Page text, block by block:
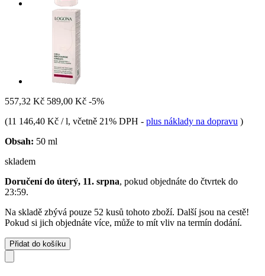
557,32 Kč 589,00 Kč -5%
(11 146,40 Kč / l, včetně 21% DPH - plus náklady na dopravu )
Obsah: 50 ml
skladem
Doručení do úterý, 11. srpna, pokud objednáte do čtvrtek do
23:59.
Na skladě zbývá pouze 52 kusů tohoto zboží. Další jsou na cestě!
Pokud si jich objednáte více, může to mít vliv na termín dodání.
Přidat do košíku